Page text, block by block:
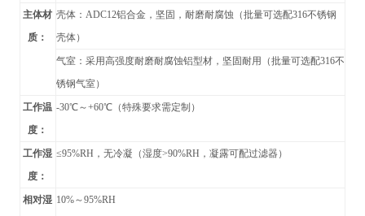
主体材
质：
壳体：ADC12铝合金，坚固，耐磨耐腐蚀（批量可选配316不锈钢
壳体）
气室：采用高强度耐磨耐腐蚀铝型材，坚固耐用（批量可选配316不
锈钢气室）
工作温
度：
-30℃～+60℃（特殊要求需定制）
工作湿
度：
≤95%RH，无冷凝（湿度>90%RH，凝露可配过滤器）
相对湿 10%～95%RH